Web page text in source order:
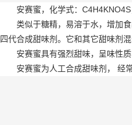
安赛蜜，化学式：
类似于糖精，易溶于水，增加
四代合成甜味剂。它和其它甜味剂
安赛蜜具有强烈甜味，呈味性
安赛蜜为人工合成甜味剂， 经